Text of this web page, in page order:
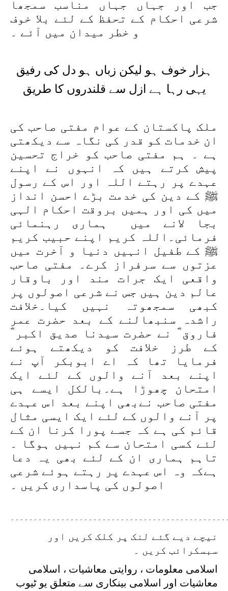
جب اور جہاں جہاں مناسب سمجھا
شرعی احکام کے تحفظ کے لئے بلا خوف
و خطر میدان میں آئے ۔
ہزار خوف ہو لیکن زباں ہو دل کی رفیق
یہی رہا ہے ازل سے قلندروں کا طریق
ملک پاکستان کے عوام مفتی صاحب کی
ان خدمات کو قدر کی نگاہ سے دیکھتی
ہے ۔ ہم مفتی صاحب کو خراج تحسین
پیش کرتے ہیں کہ انہوں نے اپنے
عہدے پر رہتے اللہ اور اس کے رسول
ﷺ کے دین کی خدمت بڑے احسن انداز
میں کی اور ہمیں بروقت احکام الہی
بجا لانے میں ہماری رہنمائی
فرمائی۔اللہ کریم اپنے حبیب کریم
ﷺ کے طفیل انہیں دنیا و آخرت میں
عزتوں سے سرفراز کرے۔ مفتی صاحب
واقعی ایک جرات مند اور باوقار
عالم دین ہیں جس نے شرعی اصولوں پر
کبھی سمجھوتہ نہیں کیا۔خلافت
راشدہ سنبھالنے کے بعد حضرت عمر
فاروق ؓ نے حضرت سیدنا صدیق اکبر ؓ
کے طرز خلافت کو دیکھتے ہوئے
فرمایا تھا کہ اے ابوبکر آپ نے
اپنے بعد آنے والوں کے لئے ایک
امتحان چھوڑا ہے۔بالکل ایسے ہی
مفتی صاحب نےبھی اپنے بعد اس عہدے
پر آنے والوں کے لئے ایک ایسی مثال
قائم کی ہے کہ جسے پورا کرنا ان کے
لئے کسی امتحان سے کم نہیں ہوگا ۔
تاہم ہماری ان کے لئے بھی یہ دعا
ہےکہ وہ اس عہدے پر رہتے ہوئے شرعی
اصولوں کی پاسداری کریں ۔
نیچے دیے گئے لنک پر کلک کریں اور
سبسکرائب کریں ۔
اسلامی معلومات ، روایتی معاشیات ، اسلامی
معاشیات اور اسلامی بینکاری سے متعلق یو ٹیوب